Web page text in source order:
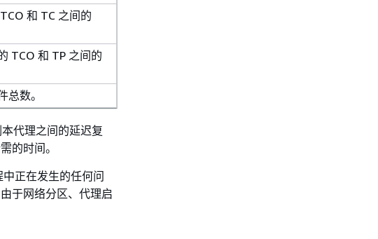
和 TC 之间的
TCO 和 TP 之间的
数。
代理之间的延迟复
的时间。
正在发生的任何问
于网络分区、代理启